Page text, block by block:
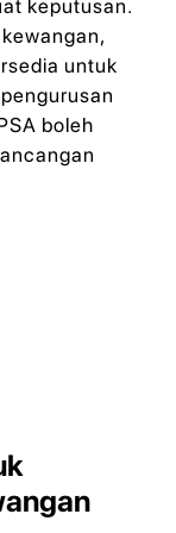
keputusan.
untuk
boleh